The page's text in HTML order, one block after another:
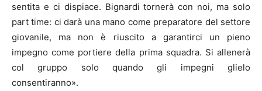
sentita e ci dispiace. Bignardi tornerà con noi, ma solo
part time: ci darà una mano come preparatore del settore
giovanile, ma non è riuscito a garantirci un pieno
impegno come portiere della prima squadra. Si allenerà
col gruppo solo quando gli impegni glielo
consentiranno».